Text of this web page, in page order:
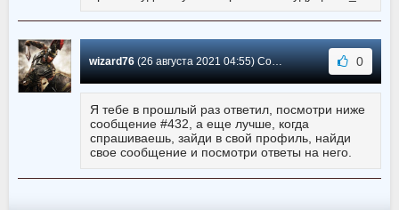
wizard76(26 августа 2021 04:55) Сообщение #460 0
Я тебе в прошлый раз ответил, посмотри ниже
сообщение #432, а еще лучше, когда
спрашиваешь, зайди в свой профиль, найди
свое сообщение и посмотри ответы на него.